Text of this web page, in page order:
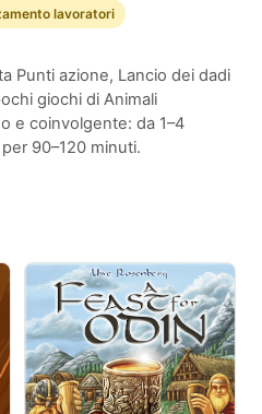
lavoratori
Punti azione, Lancio dei dadi
giochi di Animali
e coinvolgente: da 1–4
90–120 minuti.